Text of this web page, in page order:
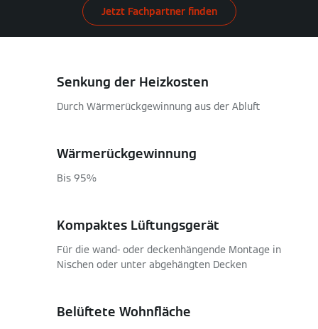
Jetzt Fachpartner finden
Senkung der Heizkosten
Durch Wärmerückgewinnung aus der Abluft
Wärmerückgewinnung
Bis 95%
Kompaktes Lüftungsgerät
Für die wand- oder deckenhängende Montage in
Nischen oder unter abgehängten Decken
Belüftete Wohnfläche